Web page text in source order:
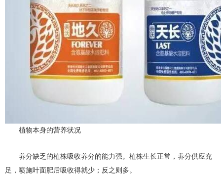
植物本身的营养状况
养分缺乏的植株吸收养分的能力强。植株生长正常，养分供应充
足，喷施叶面肥后吸收得就少；反之则多。